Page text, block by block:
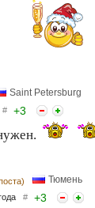
Saint Petersburg
# +3
Тюмень
# +3